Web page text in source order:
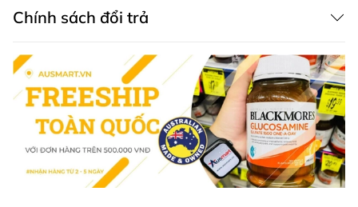
hoặc học tập một cách đột ngột khiến cơ thể khó
thích nghi.
thân trong gia đình, mất đi người thân hay bạn bè.
Áp lực bên ngoài xã hội như áp lực công việc, mâu
thuẫn xung đột trong công việc, gặp khó khăn
trong vấn đề tài chính, học tập,...
Các biểu hiện thường gặp của Stress
Triệu chứng của stress thường được biểu hiện dưới
Chính sách đổi trả